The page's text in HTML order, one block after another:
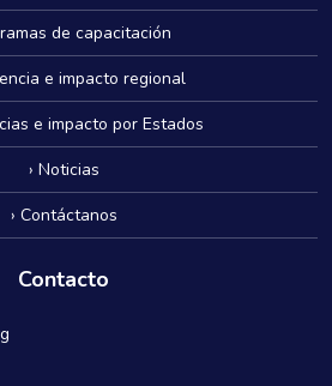
de capacitación
e impacto regional
e impacto por Estados
› Noticias
› Contáctanos
Contacto